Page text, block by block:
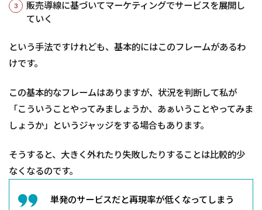
販売導線に基づいてマーケティングでサービスを展開し
ていく
という手法ですけれども、基本的にはこのフレームがあるわ
けです。
この基本的なフレームはありますが、状況を判断して私が
「こういうことやってみましょうか、あぁいうことやってみま
しょうか」というジャッジをする場合もあります。
そうすると、大きく外れたり失敗したりすることは比較的少
なくなるのです。
単発のサービスだと再現率が低くなってしまう